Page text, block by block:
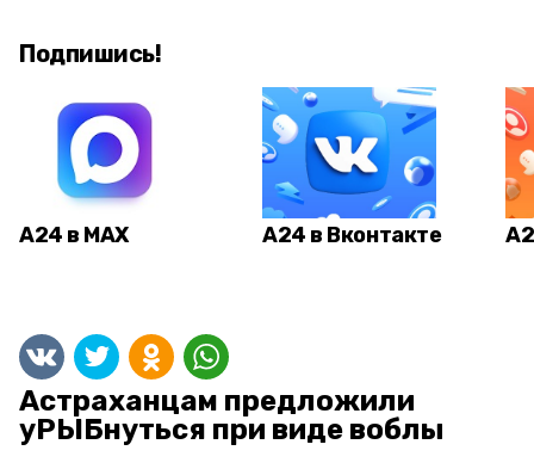
Подпишись!
А24 в MAX А24 в Вконтакте
Астраханцам предложили
уРЫБнуться при виде воблы